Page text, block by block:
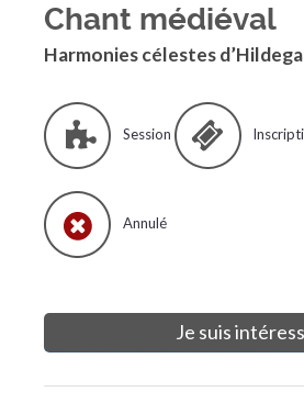
Chant médiéval
Harmonies célestes
Session
Annulé
Je suis